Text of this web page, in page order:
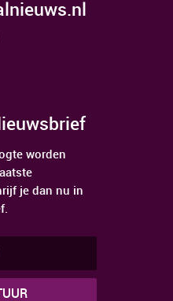
worden
je dan nu in